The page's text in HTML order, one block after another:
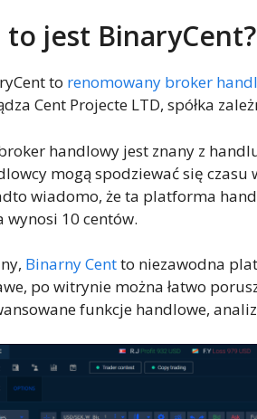
to jest BinaryCent?
to renomowany broker
Cent Projecte LTD, spółka
handlowy jest znany z
mogą spodziewać się czasu
wiadomo, że ta platforma
wynosi 10 centów.
Binarny Centto niezawodna
po witrynie można łatwo
funkcje handlowe,